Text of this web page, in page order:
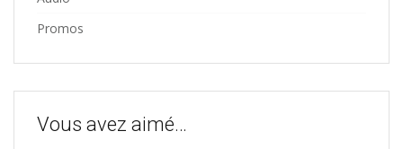
Promos
Vous avez aimé…